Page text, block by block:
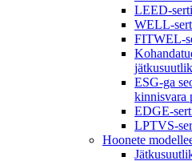
LEED-
WELL-
FITWEL-
ESG-ga
kinnisvara
EDGE-
LPTVS-
Hoonete